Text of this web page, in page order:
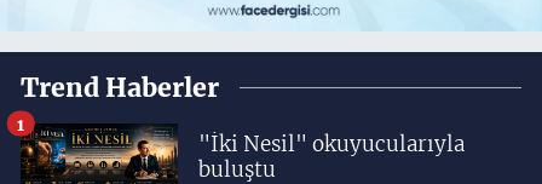
Trend Haberler
"İki Nesil" okuyucularıyla
buluştu
1